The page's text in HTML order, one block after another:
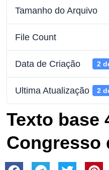
Tamanho do Arquivo
File Count
Data de Criação 2
Ultima Atualização 2
Texto base
Congresso